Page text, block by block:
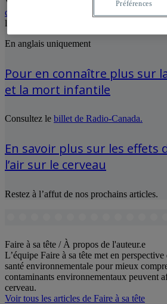
complet
sur l’exposition de la population
l’air et ses impacts sur la santé.
En anglais uniquement
Pour en connaître plus sur
et la mort infantile
Consultez le billet de Radio-Canada.
En savoir plus sur les effets
l’air sur le cerveau
Restez à l’affut de nos prochains articles.
Faire à sa tête / À propos de l'auteur.e
L’équipe Faire à sa tête met en
santé environnementale pour mieux
contaminants environnementaux peuvent
cerveau.
Voir tous les articles de Faire à sa tête
Préférences